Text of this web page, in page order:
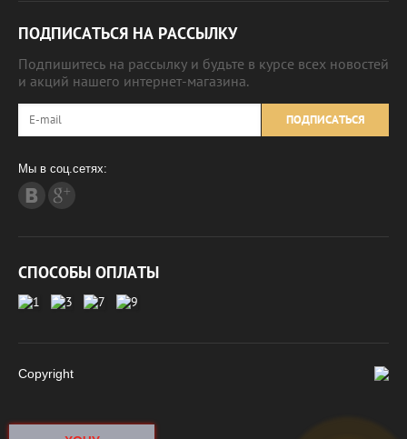
ПОДПИСАТЬСЯ НА РАССЫЛКУ
Подпишитесь на рассылку и будьте в курсе всех новостей
и акций нашего интернет-магазина.
ПОДПИСАТЬСЯ
Мы в соц.сетях:
СПОСОБЫ ОПЛАТЫ
Copyright